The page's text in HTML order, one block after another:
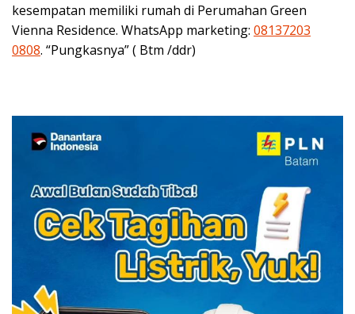
kesempatan memiliki rumah di Perumahan Green
Vienna Residence. WhatsApp marketing: 08137203
0808. “Pungkasnya” ( Btm /ddr)